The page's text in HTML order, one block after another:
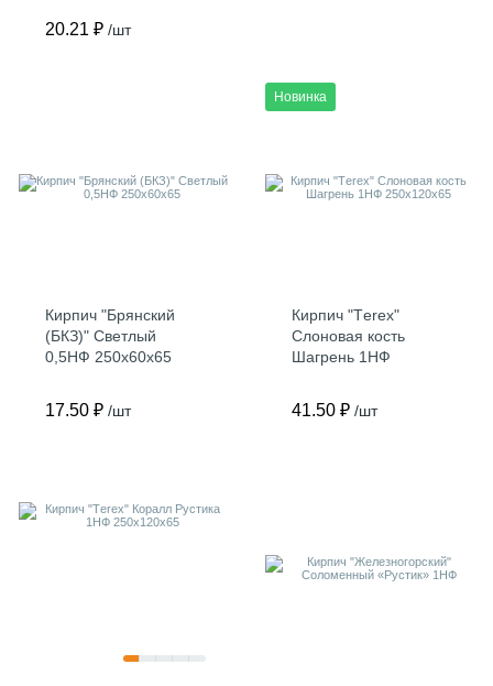
20.21 ₽ /шт
Кирпич "Брянский
(БКЗ)" Светлый
0,5НФ 250х60х65
17.50 ₽ /шт
Новинка
Кирпич "Тerex"
Слоновая кость
Шагрень 1НФ
41.50 ₽ /шт